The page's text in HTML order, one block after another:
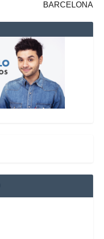
BARCELONA